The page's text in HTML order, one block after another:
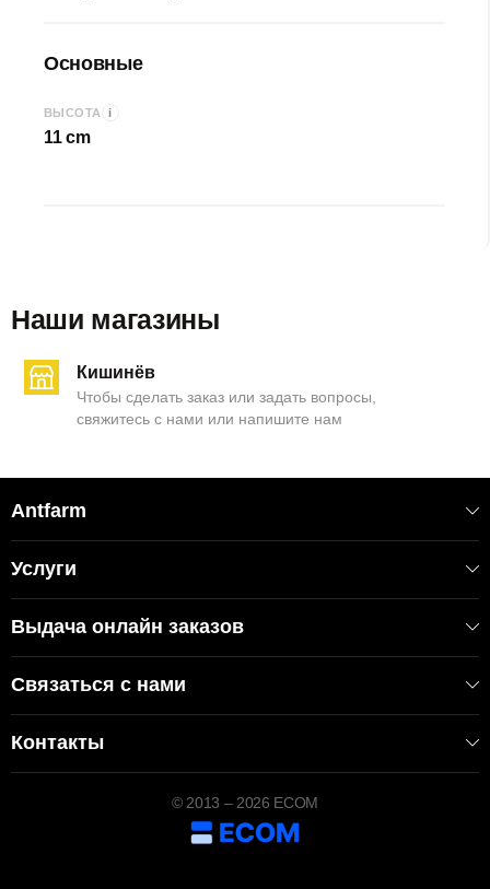
Основные
ВЫСОТА i
11 cm
Наши магазины
Кишинёв
Чтобы сделать заказ или задать вопросы,
свяжитесь с нами или напишите нам
Antfarm
Услуги
Выдача онлайн заказов
Связаться с нами
Контакты
© 2013 – 2026 ECOM